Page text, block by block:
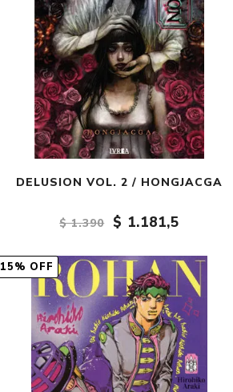
DELUSION VOL. 2 / HONGJACGA
$ 1.390 $ 1.181,5
15% OFF